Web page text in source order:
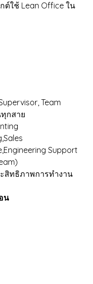
ใช้ Lean Office ใน
Team
กสาย
Support
สิทธิภาพการทำงาน
น